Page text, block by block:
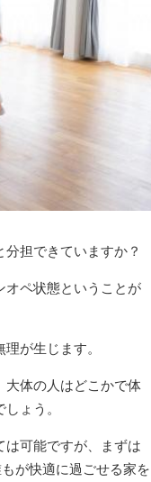
担できていますか？
オペ状態ということが
が生じます。
大体の人はどこかで体
ょう。
は可能ですが、まずは
が快適に過ごせる家を